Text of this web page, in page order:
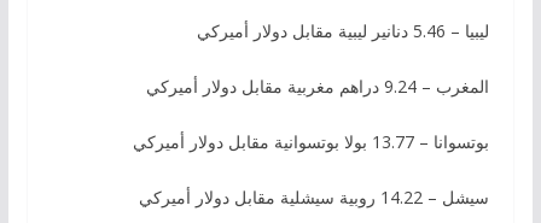
ليبيا – 5.46 دنانير ليبية مقابل دولار أميركي
المغرب – 9.24 دراهم مغربية مقابل دولار أميركي
بوتسوانا – 13.77 بولا بوتسوانية مقابل دولار أميركي
سيشل – 14.22 روبية سيشلية مقابل دولار أميركي